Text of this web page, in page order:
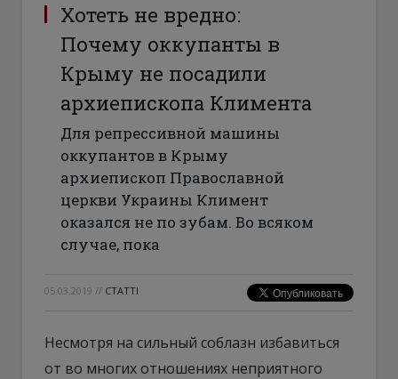
Хотеть не вредно:
Почему оккупанты в
Крыму не посадили
архиепископа Климента
Для репрессивной машины
оккупантов в Крыму
архиепископ Православной
церкви Украины Климент
оказался не по зубам. Во всяком
случае, пока
05.03.2019 // СТАТТІ
Несмотря на сильный соблазн избавиться
от во многих отношениях неприятного